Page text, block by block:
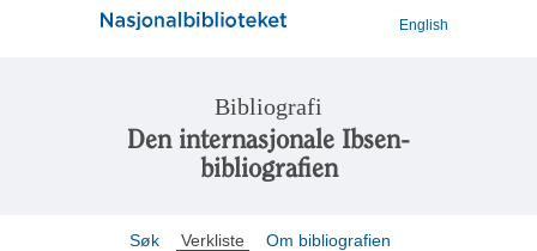
English
Bibliografi
Den internasjonale Ibsen-
bibliografien
Søk Verkliste Om bibliografien